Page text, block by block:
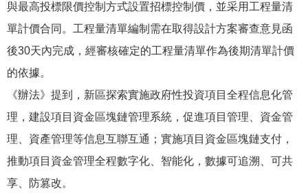
與最高投標限價控制方式設置招標控制價，並采用工程量清
單計價合同。工程量清單編制需在取得設計方案審查意見函
後30天內完成，經審核確定的工程量清單作為後期清單計價
的依據。
《辦法》提到，新區探索實施政府性投資項目全程信息化管
理，建設項目資金區塊鏈管理系統，促進項目管理、資金管
理、資產管理等信息互聯互通；實施項目資金區塊鏈支付，
推動項目資金管理全程數字化、智能化，數據可追溯、可共
享、防篡改。